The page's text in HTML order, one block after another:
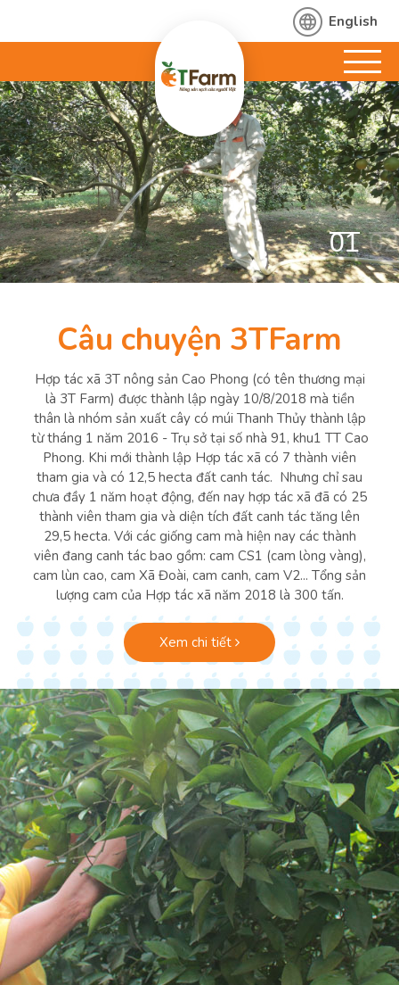
English
01 02
Câu chuyện 3TFarm
Hợp tác xã 3T nông sản Cao Phong (có tên thương mại
là 3T Farm) được thành lập ngày 10/8/2018 mà tiền
thân là nhóm sản xuất cây có múi Thanh Thủy thành lập
từ tháng 1 năm 2016 - Trụ sở tại số nhà 91, khu1 TT Cao
Phong. Khi mới thành lập Hợp tác xã có 7 thành viên
tham gia và có 12,5 hecta đất canh tác. Nhưng chỉ sau
chưa đầy 1 năm hoạt động, đến nay hợp tác xã đã có 25
thành viên tham gia và diện tích đất canh tác tăng lên
29,5 hecta. Với các giống cam mà hiện nay các thành
viên đang canh tác bao gồm: cam CS1 (cam lòng vàng),
cam lùn cao, cam Xã Đoài, cam canh, cam V2... Tổng sản
lượng cam của Hợp tác xã năm 2018 là 300 tấn.
Xem chi tiết